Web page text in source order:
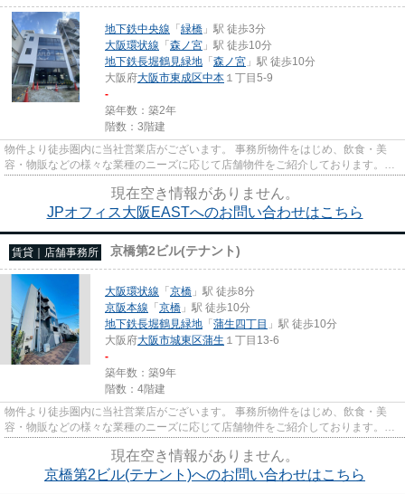
地下鉄中央線 「緑橋 」駅 徒歩3分
大阪環状線 「森ノ宮 」駅 徒歩10分
地下鉄長堀鶴見緑地 「森ノ宮 」駅 徒歩10分
大阪府大阪市東成区中本 １丁目5-9
-
築年数：築2年
階数：3階建
物件より徒歩圏内に当社営業店がございます。 事務所物件をはじめ、飲食・美
容・物販などの様々な業種のニーズに応じて店舗物件をご紹介しております。
尚、弊社ではおとり広告は一切...
現在空き情報がありません。
JPオフィス大阪EASTへのお問い合わせはこちら
賃貸｜店舗事務所 京橋第2ビル(テナント)
大阪環状線 「京橋 」駅 徒歩8分
京阪本線 「京橋 」駅 徒歩10分
地下鉄長堀鶴見緑地 「蒲生四丁目 」駅 徒歩10分
大阪府大阪市城東区蒲生 １丁目13-6
-
築年数：築9年
階数：4階建
物件より徒歩圏内に当社営業店がございます。 事務所物件をはじめ、飲食・美
容・物販などの様々な業種のニーズに応じて店舗物件をご紹介しております。
尚、弊社ではおとり広告は一切...
現在空き情報がありません。
京橋第2ビル(テナント)へのお問い合わせはこちら